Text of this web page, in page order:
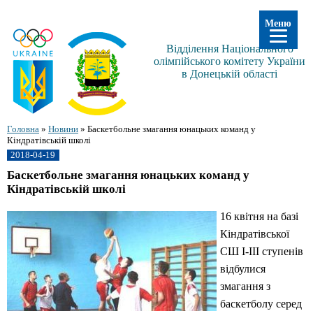
Відділення Національного
олімпійського комітету України
в Донецькій області
Головна » Новини » Баскетбольне змагання юнацьких команд у
Кіндратівській школі
2018-04-19
Баскетбольне змагання юнацьких команд у
Кіндратівській школі
16 квітня на базі
Кіндратівської
СШ І-ІІІ ступенів
відбулися
змагання з
баскетболу серед
Меню